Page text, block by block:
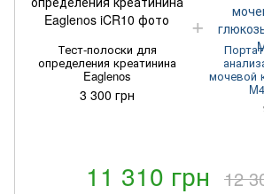
Тест-полоски для
определения креатинина
Eaglenos
3 300 грн
мочевой
11 310 грн 12